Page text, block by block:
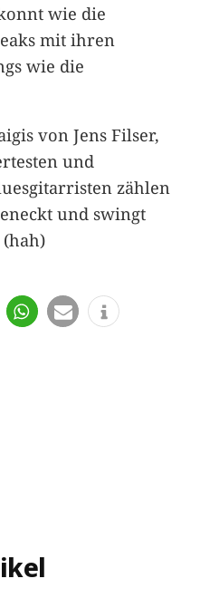
wie die
mit ihren
wie die
von Jens Filser,
und
zählen
und swingt